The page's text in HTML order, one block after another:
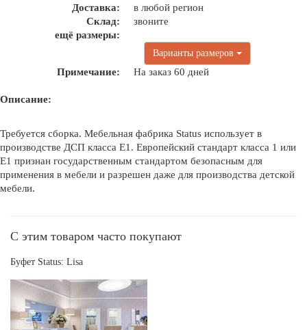
Доставка:
в любой регион
Склад:
звоните
ещё размеры:
Варианты размеров
Примечание: На заказ 60 дней
Описание:
Требуется сборка. Мебельная фабрика Status использует в
производстве ДСП класса Е1. Европейский стандарт класса 1 или
Е1 признан государственным стандартом безопасным для
применения в мебели и разрешен даже для производства детской
мебели.
С этим товаром часто покупают
Буфет Status: Lisa